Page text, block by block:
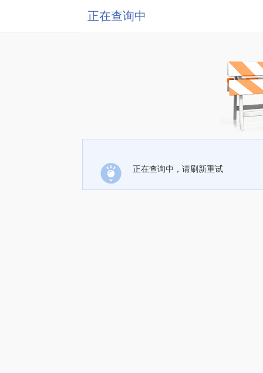
正在查询中
正在查询中，请刷新重试